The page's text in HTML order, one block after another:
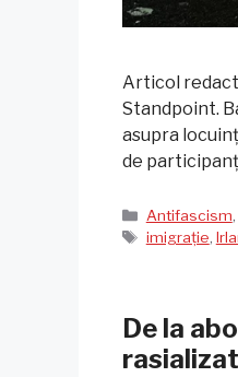
Articol
Standpoint.
asupra
de
Categorii
Antifascism,
Etichete
imigrație,
De la
rasializat